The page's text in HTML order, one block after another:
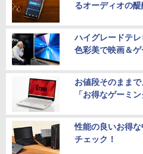
るオーディオの醍
ハイグレードテ
色彩美で映画＆
お値段そのまま
「お得なゲーミン
性能の良いお得
チェック！